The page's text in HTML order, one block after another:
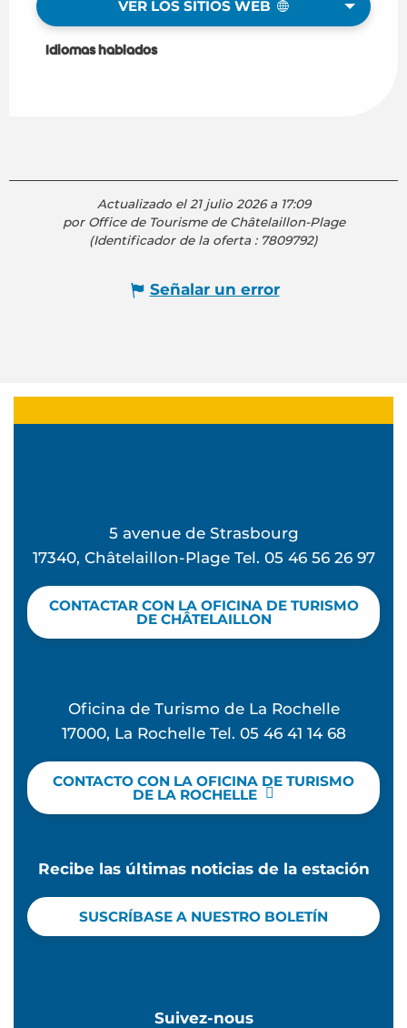
VER LOS SITIOS WEB
Idiomas hablados
Idiomas hablados
Actualizado el 21 julio 2026 a 17:09
por Office de Tourisme de Châtelaillon-Plage
(Identificador de la oferta : 7809792)
Señalar un error
5 avenue de Strasbourg
17340, Châtelaillon-Plage Tel. 05 46 56 26 97
CONTACTAR CON LA OFICINA DE TURISMO
DE CHÂTELAILLON
Oficina de Turismo de La Rochelle
17000, La Rochelle Tel. 05 46 41 14 68
CONTACTO CON LA OFICINA DE TURISMO
DE LA ROCHELLE
Recibe las últimas noticias de la estación
SUSCRÍBASE A NUESTRO BOLETÍN
Suivez-nous